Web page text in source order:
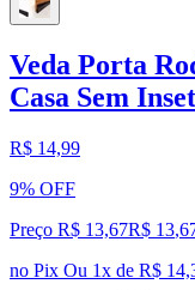
Veda Porta
Casa Sem
R$ 14,99
9% OFF
Preço R$ 13,67R$ 13,
no Pix Ou 1x de R$